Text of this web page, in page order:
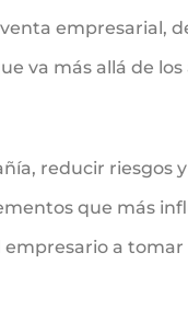
empresarial,
va más allá de los
reducir riesgos
que más
a tomar